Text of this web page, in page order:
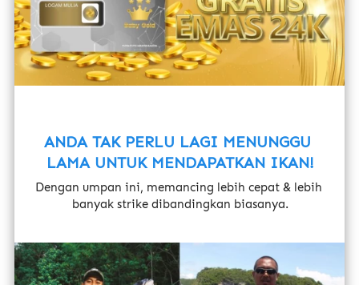
ANDA TAK PERLU LAGI MENUNGGU
LAMA UNTUK MENDAPATKAN IKAN!
Dengan umpan ini, memancing lebih cepat & lebih
banyak strike dibandingkan biasanya.